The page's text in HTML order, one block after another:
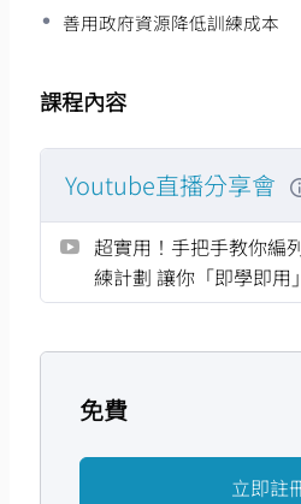
公司目前無專責的人力可以
訓練預算/資源有限，年度
​-
您是否依然感到頭大？還是心煩
程，又該如何規劃才能與企業目
別擔心！這些問題我們都收到了
別誠摯的邀請到了『企業最佳夥
從教育訓練規劃、執行至訓練
望，同時提升組織經營績效，推
講師介紹：
善用政府資源降低訓練成本
課程內容
Youtube直播分享會
超實用！手把手教你編
練計劃 讓你「即學即用」
免費
立即註